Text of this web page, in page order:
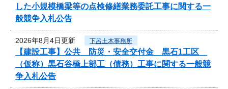
した小規模橋梁等の点検修繕業務委託工事に関する一
般競争入札公告
2026年8月4日更新 下呂土木事務所
【建設工事】公共 防災・安全交付金 黒石1工区
（仮称）黒石谷橋上部工（債務）工事に関する一般競
争入札公告